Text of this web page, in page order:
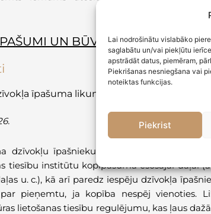
Lai nodrošinātu vislabāko
saglabātu un/vai piekļūtu
apstrādāt datus, piemēram,
Piekrišanas nesniegšana vai
noteiktas funkcijas.
Piekrist
UN BŪVNIECĪBA
īpašuma likumā
dzīvokļu īpašnieku tiesības līdzdarboties
tiesību institūtu kopīpašumā esošajai daļai
u. c.), kā arī paredz iespēju dzīvokļa
pieņemtu, ja kopība nespēj vienoties.
lietošanas tiesību regulējumu, kas ļaus